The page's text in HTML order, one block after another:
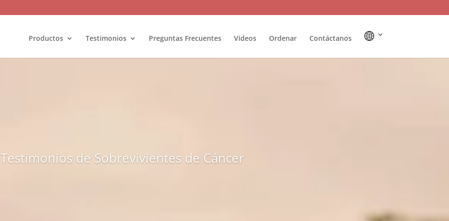
Productos Testimonios Preguntas Frecuentes Videos Ordenar Contáctanos
Testimonios de Sobrevivientes de Cáncer